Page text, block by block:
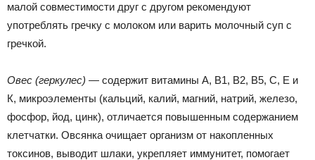
малой совместимости друг с другом рекомендуют
употреблять гречку с молоком или варить молочный суп с
гречкой.
Овес (геркулес) — содержит витамины А, В1, В2, В5, С, Е и
К, микроэлементы (кальций, калий, магний, натрий, железо,
фосфор, йод, цинк), отличается повышенным содержанием
клетчатки. Овсянка очищает организм от накопленных
токсинов, выводит шлаки, укрепляет иммунитет, помогает